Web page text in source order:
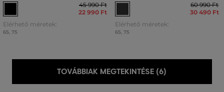
45 990 Ft
22 990 Ft
Elérhető méretek:
65 75
60 990 Ft
30 490 Ft
Elérhető méretek:
65 75
TOVÁBBIAK MEGTEKINTÉSE (6)